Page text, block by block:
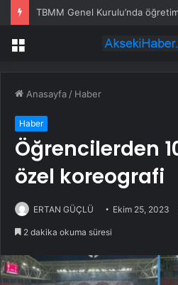
Menü
Anasayfa / Haber
Haber
Öğrencilerden
özel koreografi
ERTAN GÜÇLÜ Ekim 25, 2023
2 dakika okuma süresi